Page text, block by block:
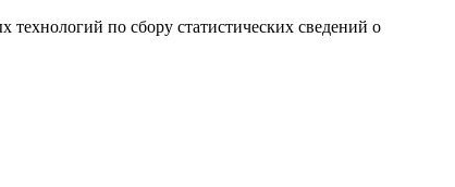
по сбору статистических сведений о